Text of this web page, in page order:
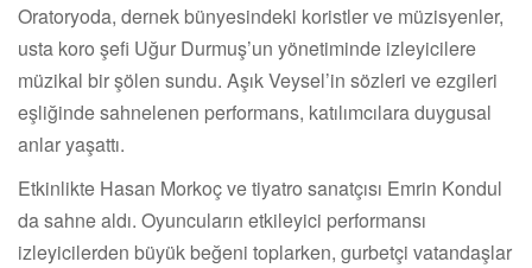
Oratoryoda, dernek bünyesindeki koristler ve müzisyenler,
usta koro şefi Uğur Durmuş’un yönetiminde izleyicilere
müzikal bir şölen sundu. Aşık Veysel’in sözleri ve ezgileri
eşliğinde sahnelenen performans, katılımcılara duygusal
anlar yaşattı.
Etkinlikte Hasan Morkoç ve tiyatro sanatçısı Emrin Kondul
da sahne aldı. Oyuncuların etkileyici performansı
izleyicilerden büyük beğeni toplarken, gurbetçi vatandaşlar